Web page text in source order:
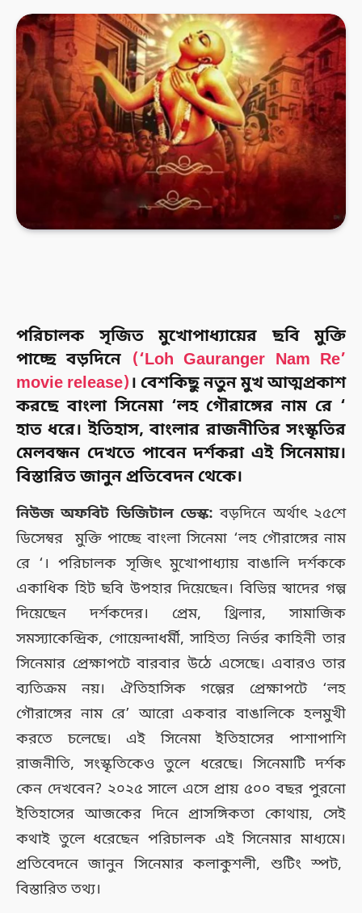
পরিচালক সৃজিত মুখোপাধ্যায়ের ছবি মুক্তি
পাচ্ছে বড়দিনে (‘Loh Gauranger Nam Re’
movie release)। বেশকিছু নতুন মুখ আত্মপ্রকাশ
করছে বাংলা সিনেমা ‘লহ গৌরাঙ্গের নাম রে ‘
হাত ধরে। ইতিহাস, বাংলার রাজনীতির সংস্কৃতির
মেলবন্ধন দেখতে পাবেন দর্শকরা এই সিনেমায়।
বিস্তারিত জানুন প্রতিবেদন থেকে।
নিউজ অফবিট ডিজিটাল ডেস্ক: বড়দিনে অর্থাৎ ২৫শে
ডিসেম্বর মুক্তি পাচ্ছে বাংলা সিনেমা ‘লহ গৌরাঙ্গের নাম
রে ‘। পরিচালক সৃজিৎ মুখোপাধ্যায় বাঙালি দর্শককে
একাধিক হিট ছবি উপহার দিয়েছেন। বিভিন্ন স্বাদের গল্প
দিয়েছেন দর্শকদের। প্রেম, থ্রিলার, সামাজিক
সমস্যাকেন্দ্রিক, গোয়েন্দাধর্মী, সাহিত্য নির্ভর কাহিনী তার
সিনেমার প্রেক্ষাপটে বারবার উঠে এসেছে। এবারও তার
ব্যতিক্রম নয়। ঐতিহাসিক গল্পের প্রেক্ষাপটে ‘লহ
গৌরাঙ্গের নাম রে’ আরো একবার বাঙালিকে হলমুখী
করতে চলেছে। এই সিনেমা ইতিহাসের পাশাপাশি
রাজনীতি, সংস্কৃতিকেও তুলে ধরেছে। সিনেমাটি দর্শক
কেন দেখবেন? ২০২৫ সালে এসে প্রায় ৫০০ বছর পুরনো
ইতিহাসের আজকের দিনে প্রাসঙ্গিকতা কোথায়, সেই
কথাই তুলে ধরেছেন পরিচালক এই সিনেমার মাধ্যমে।
প্রতিবেদনে জানুন সিনেমার কলাকুশলী, শুটিং স্পট,
বিস্তারিত তথ্য।